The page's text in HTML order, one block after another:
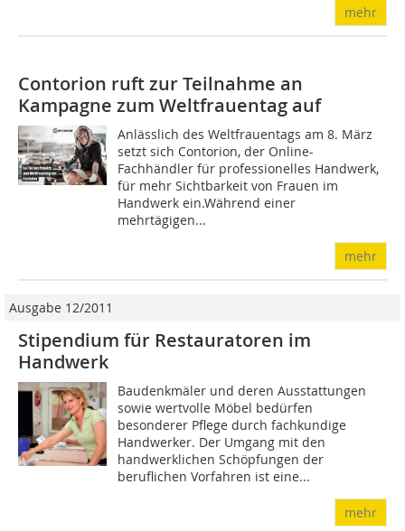
mehr
Contorion ruft zur Teilnahme an
Kampagne zum Weltfrauentag auf
Anlässlich des Weltfrauentags am 8. März
setzt sich Contorion, der Online-
Fachhändler für professionelles Handwerk,
für mehr Sichtbarkeit von Frauen im
Handwerk ein.Während einer
mehrtägigen...
mehr
Ausgabe 12/2011
Stipendium für Restauratoren im
Handwerk
Baudenkmäler und deren Ausstattungen
sowie wertvolle Möbel bedürfen
besonderer Pflege durch fachkundige
Handwerker. Der Umgang mit den
handwerklichen Schöpfungen der
beruflichen Vorfahren ist eine...
mehr